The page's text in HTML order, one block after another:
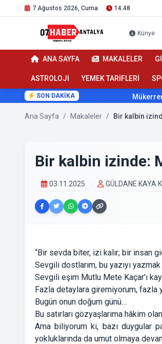
7 Ağustos 2026, Cuma 14:48
Künye
ANA SAYFA MAKALELER
ASTROLOJİ YEMEK TARİFLERİ
SON DAKİKA Mükerrem
Ana Sayfa / Makaleler / Bir kalbin
Bir kalbin izinde:
03.11.2025 GÜLDANE KAYA
“Bir sevda biter, izi kalır; bir insan
Sevgili dostlarım, bu yazıyı
Sevgili eşim Mutlu Mete Kaçar’ı
Fazla detaylara giremiyorum, fazla
Bugün onun doğum günü…
Bu satırları gözyaşlarıma hâkim
Ama biliyorum ki, bazı duygular
yokluklarında da umut olmaya